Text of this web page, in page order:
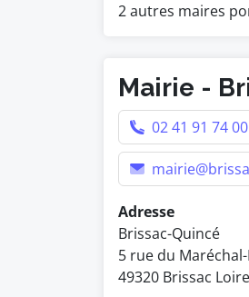
2 autres maires
Mairie -
02 41 91 74 00
Adresse
Brissac-Quincé
5 rue du
49320 Brissac